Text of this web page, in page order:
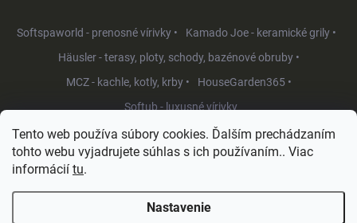
Tento web používa súbory cookies. Ďalším prechádzaním
tohto webu vyjadrujete súhlas s ich používaním.. Viac
informácií tu.
Nastavenie
Softspaworld - prenosné vírivky •
Kamado Joe - keramické grily •
Häusler - terasy, ploty, schody, bazénové obruby •
MCZ - kachle, kotly, krby •
HouseGarden365 •
Softub - luxusné vírivky